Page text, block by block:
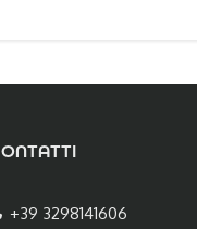
+39 3298141606